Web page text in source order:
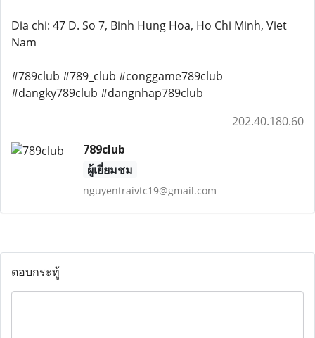
Dia chi: 47 D. So 7, Binh Hung Hoa, Ho Chi Minh, Viet
Nam
#789club #789_club #conggame789club
#dangky789club #dangnhap789club
202.40.180.60
789club
ผู้เยี่ยมชม
nguyentraivtc19@gmail.com
ตอบกระทู้